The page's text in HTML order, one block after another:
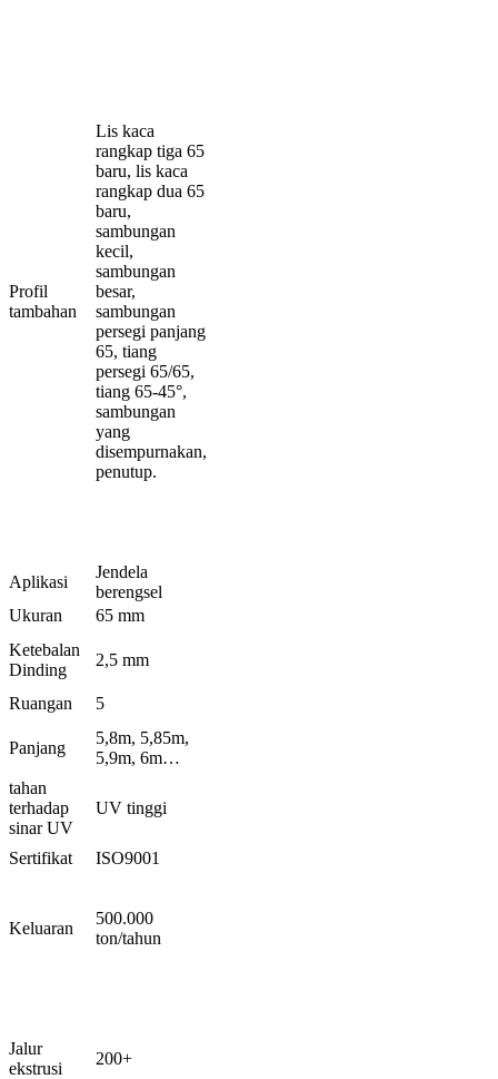
Profil
tambahan
Lis kaca
rangkap tiga 65
baru, lis kaca
rangkap dua 65
baru,
sambungan
kecil,
sambungan
besar,
sambungan
persegi panjang
65, tiang
persegi 65/65,
tiang 65-45°,
sambungan
yang
disempurnakan,
penutup.
Aplikasi
Jendela
berengsel
Ukuran
65 mm
Ketebalan
Dinding
2,5 mm
Ruangan 5
Panjang
5,8m, 5,85m,
5,9m, 6m…
tahan
terhadap
sinar UV
UV tinggi
Sertifikat ISO9001
Keluaran
500.000
ton/tahun
Jalur
ekstrusi
200+